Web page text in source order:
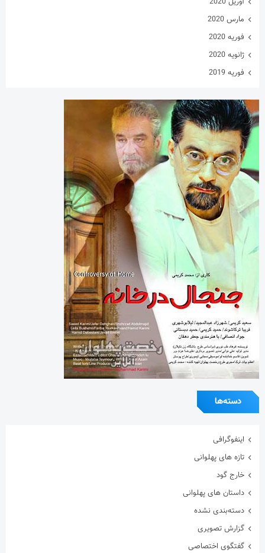
مارس 2020
فوریه 2020
ژانویه 2020
فوریه 2019
دسته‌ها
اینفوگرافی
تازه های پهلوانی
خارج گود
داستان های پهلوانی
دسته‌بندی نشده
گزارش تصویری
گفتگوی اختصاصی